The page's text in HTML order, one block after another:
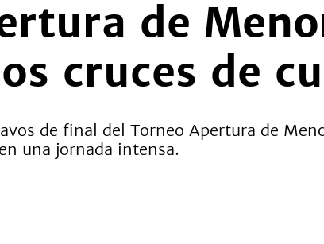
de
cruces de
de final del Torneo Apertura de
una jornada intensa.